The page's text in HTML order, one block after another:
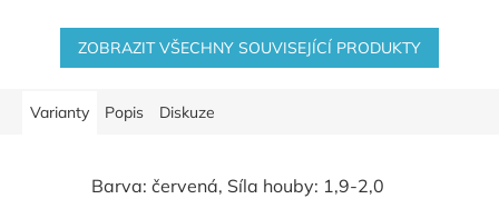
ZOBRAZIT VŠECHNY SOUVISEJÍCÍ PRODUKTY
Varianty Popis Diskuze
Barva: červená, Síla houby: 1,9-2,0